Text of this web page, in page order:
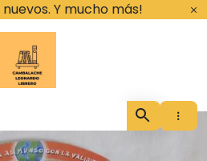
Y mucho más!
Cambalache